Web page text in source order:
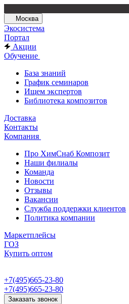
Москва
Экосистема
Портал
Акции
Обучение
База знаний
График семинаров
Ищем экспертов
Библиотека композитов
Доставка
Контакты
Компания
Про ХимСнаб Композит
Наши филиалы
Команда
Новости
Отзывы
Вакансии
Служба поддержки клиентов
Политика компании
Маркетплейсы
ГОЗ
Купить оптом
+7(495)665-23-80
+7(495)665-23-80
Заказать звонок